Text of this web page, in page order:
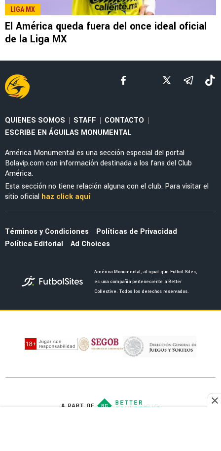
LEE TAMBIÉN
NOTICIAS
América se queda sin nominados al Balón de
Oro y Juego de Estrellas
¿Alex Arce encajaría en el Club América de